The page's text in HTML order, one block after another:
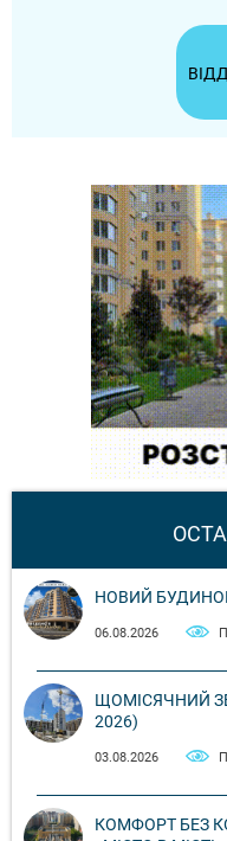
НОВИЙ
06.08.2026
ЩОМІСЯЧНИЙ
2026)
03.08.2026
КОМФОРТ БЕЗ